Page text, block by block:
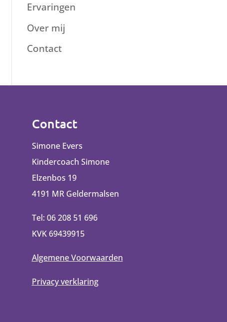
Ervaringen
Over mij
Contact
Contact
Simone Evers
Kindercoach Simone
Elzenbos 19
4191 MR Geldermalsen
Tel: 06 208 51 696
KVK 69439915
Algemene Voorwaarden
Privacy verklaring